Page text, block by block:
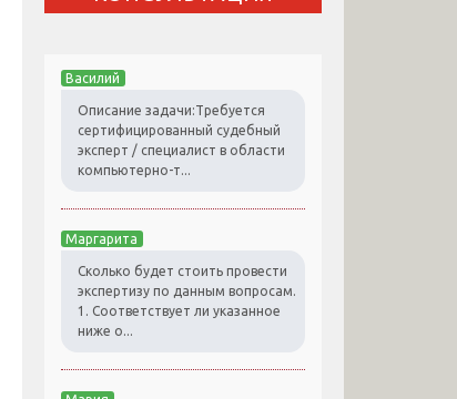
Василий
Описание задачи:Требуется
сертифицированный судебный
эксперт / специалист в области
компьютерно-т...
Маргарита
Сколько будет стоить провести
экспертизу по данным вопросам.
1. Соответствует ли указанное
ниже о...